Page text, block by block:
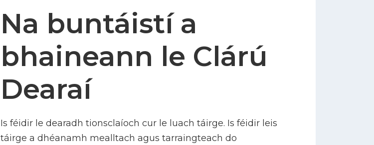
Na buntáistí a
bhaineann le Clárú
Dearaí
Is féidir le dearadh tionsclaíoch cur le luach táirge. Is féidir leis
táirge a dhéanamh mealltach agus tarraingteach do